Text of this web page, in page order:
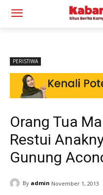
PERISTIWA
Orang Tua
Restui
Gunung
By admin November 1, 2013